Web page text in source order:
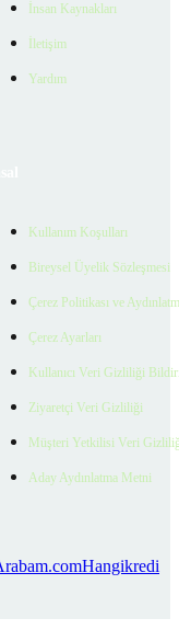
İnsan Kaynakları
İletişim
Yardım
Kullanım Koşulları
Bireysel Üyelik Sözleşmesi
Çerez Politikası ve
Çerez Ayarları
Kullanıcı Veri Gizliliği
Ziyaretçi Veri Gizliliği
Müşteri Yetkilisi Veri
Aday Aydınlatma Metni
Hangikredi